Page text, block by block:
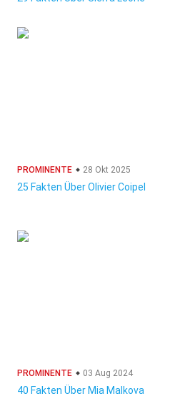
PROMINENTE 28 Okt 2025
25 Fakten Über Olivier Coipel
PROMINENTE 03 Aug 2024
40 Fakten Über Mia Malkova